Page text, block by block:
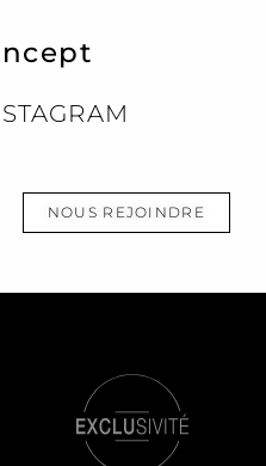
NOUS REJOINDRE